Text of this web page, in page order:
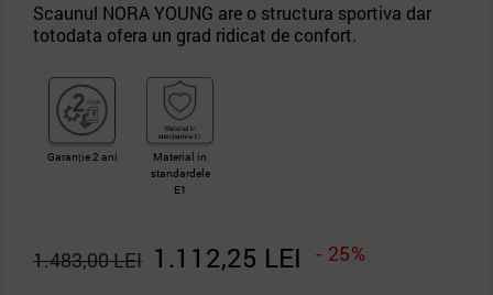
Scaunul NORA YOUNG are o structura sportiva dar
totodata ofera un grad ridicat de confort.
Garanție 2 ani
Material in
standardele
E1
1.112,25 LEI - 25%
1.483,00 LEI